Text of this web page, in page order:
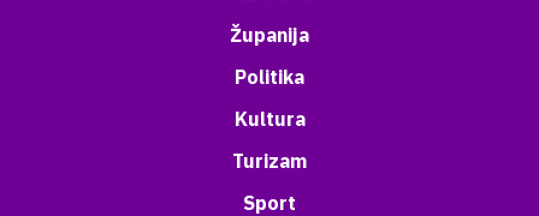
Županija
Politika
Kultura
Turizam
Sport